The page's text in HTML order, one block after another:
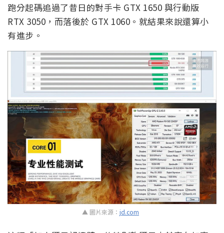
跑分起碼追過了昔日的對手卡 GTX 1650 與行動版
RTX 3050，而落後於 GTX 1060。就結果來說還算小
有進步。
▲ 圖片來源： jd.com